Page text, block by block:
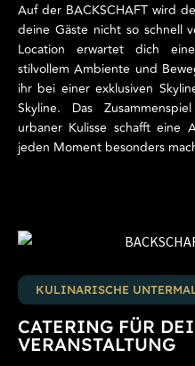
Auf der BACKSCHAFT wird
deine Gäste nicht so schnell
Location erwartet dich
stilvollem Ambiente und
ihr bei einer exklusiven
Skyline. Das
urbaner Kulisse schafft eine
jeden Moment besonders
KULINARISCHE
CATERING FÜR
VERANSTALTUNG